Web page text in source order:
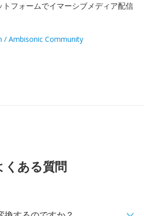
フォームでイマーシブメディア配信
/ Ambisonic Community
くある質問